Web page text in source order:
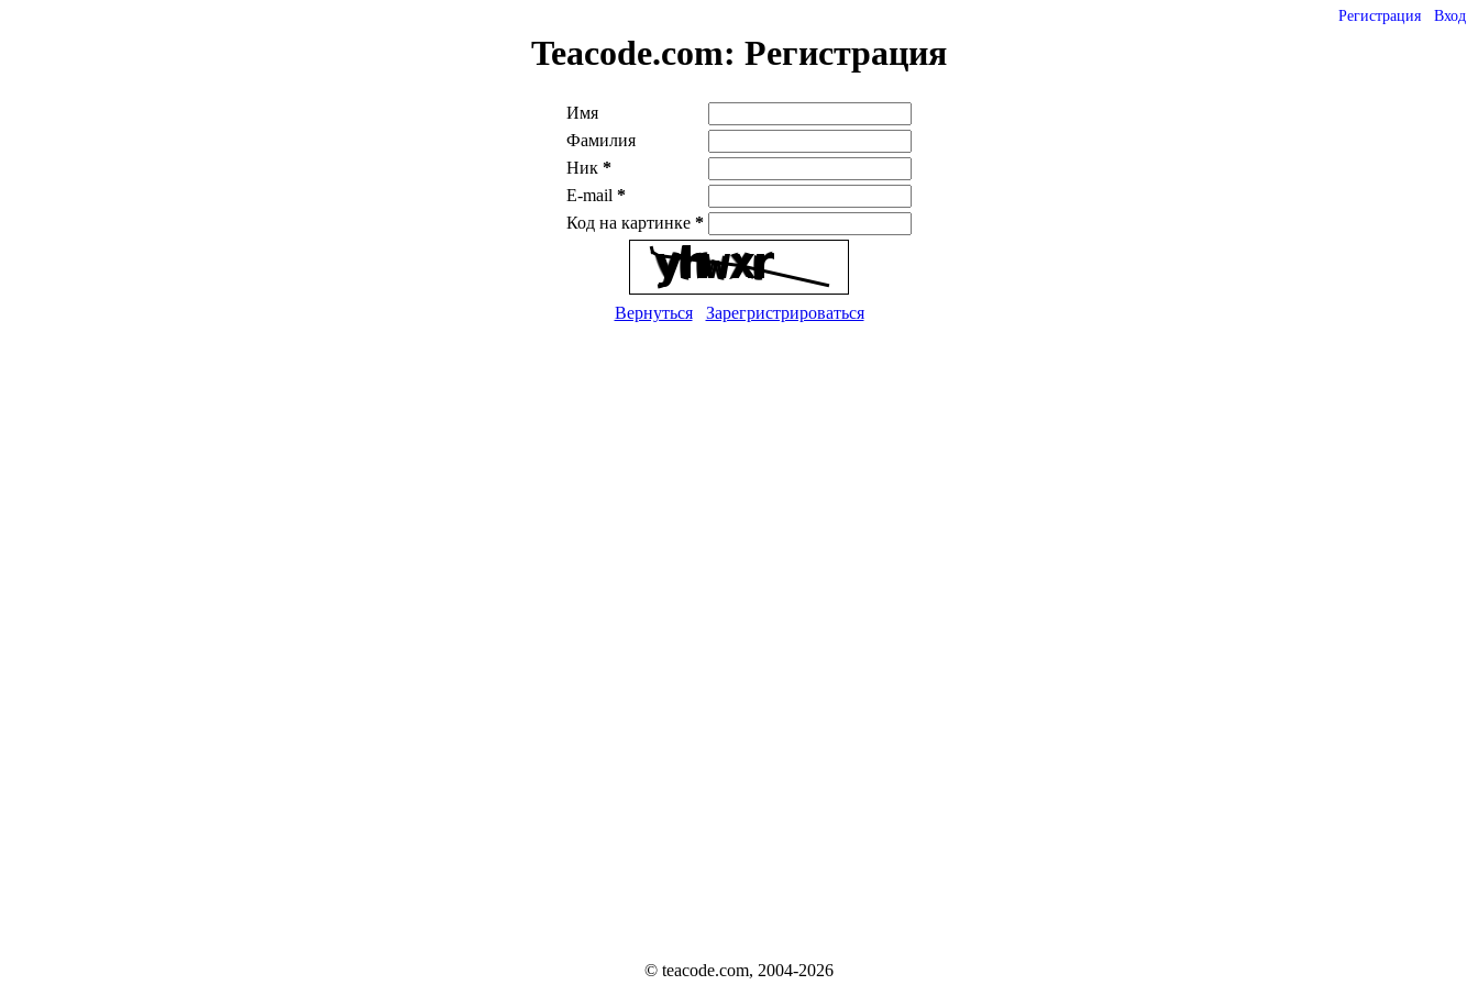
Регистрация Вход
Teacode.com: Регистрация
Имя
Фамилия
Ник *
E-mail *
Код на картинке *
Вернуться Зарегристрироваться
© teacode.com, 2004-2026